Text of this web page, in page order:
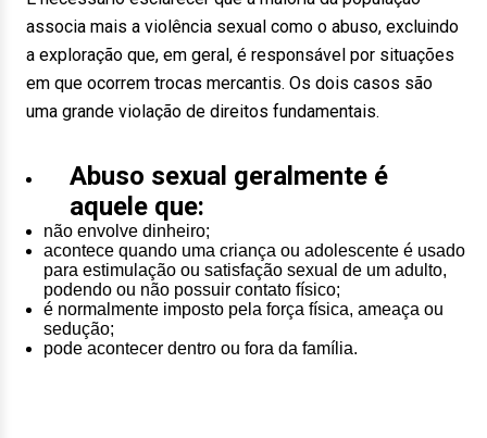
associa mais a violência sexual como o abuso, excluindo
a exploração que, em geral, é responsável por situações
em que ocorrem trocas mercantis. Os dois casos são
uma grande violação de direitos fundamentais.
Abuso sexual geralmente é
aquele que:
não envolve dinheiro;
acontece quando uma criança ou adolescente é usado
para estimulação ou satisfação sexual de um adulto,
podendo ou não possuir contato físico;
é normalmente imposto pela força física, ameaça ou
sedução;
pode acontecer dentro ou fora da família.